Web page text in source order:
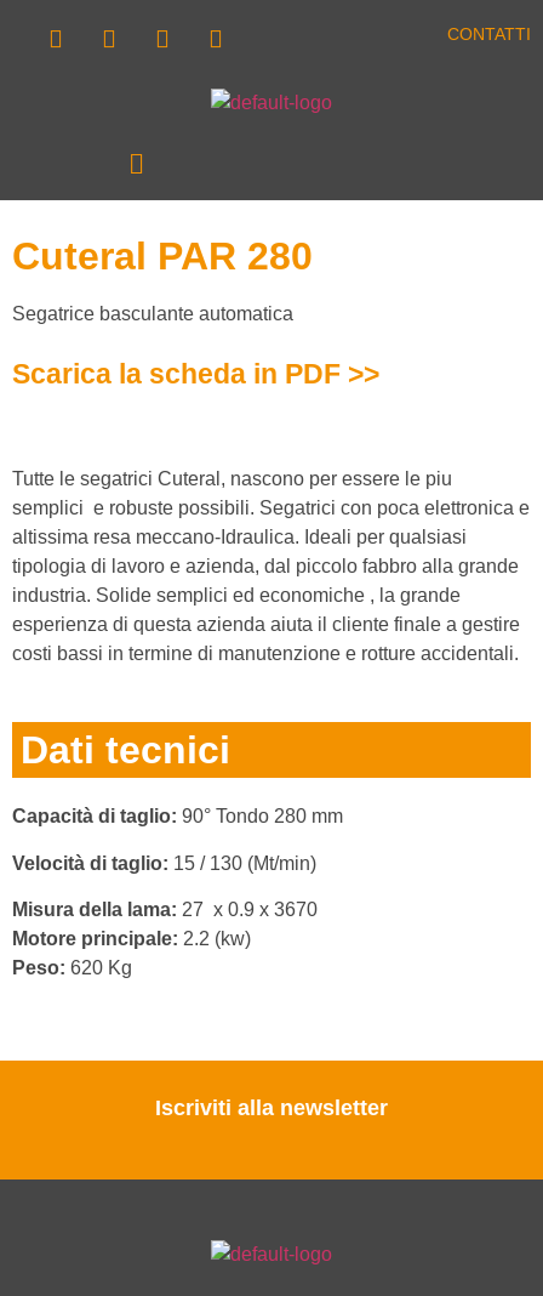
CONTATTI
Cuteral PAR 280
Segatrice basculante automatica
Scarica la scheda in PDF >>
Tutte le segatrici Cuteral, nascono per essere le piu
semplici e robuste possibili. Segatrici con poca elettronica e
altissima resa meccano-Idraulica. Ideali per qualsiasi
tipologia di lavoro e azienda, dal piccolo fabbro alla grande
industria. Solide semplici ed economiche , la grande
esperienza di questa azienda aiuta il cliente finale a gestire
costi bassi in termine di manutenzione e rotture accidentali.
Dati tecnici
Capacità di taglio: 90° Tondo 280 mm
Velocità di taglio: 15 / 130 (Mt/min)
Misura della lama: 27 x 0.9 x 3670
Motore principale: 2.2 (kw)
Peso: 620 Kg
Iscriviti alla newsletter